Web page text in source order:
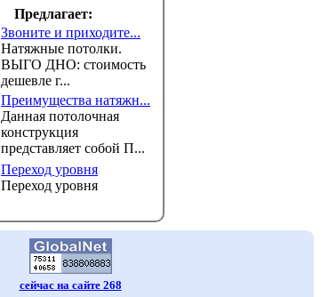
Предлагает:
Звоните и приходите...
Натяжные потолки.
ВЫГО ДНО: стоимость
дешевле г...
Преимущества натяжн...
Данная потолочная
конструкция
представляет собой П...
Переход уровня
Переход уровня
сейчас на сайте 268